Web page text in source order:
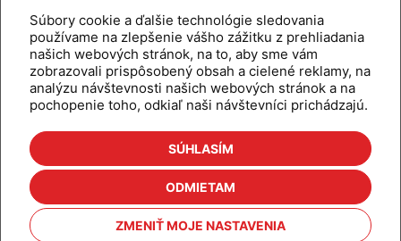
Súbory cookie a ďalšie technológie sledovania
používame na zlepšenie vášho zážitku z prehliadania
našich webových stránok, na to, aby sme vám
zobrazovali prispôsobený obsah a cielené reklamy, na
analýzu návštevnosti našich webových stránok a na
pochopenie toho, odkiaľ naši návštevníci prichádzajú.
SÚHLASÍM
ODMIETAM
ZMENIŤ MOJE NASTAVENIA
Domov
Produkty
Aktuality
Odber šikovné tipy
Kalkulačky
Cenníky
Na stiahnutie
Referencie
Kontakt